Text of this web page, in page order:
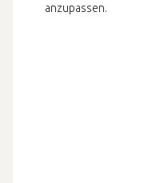
anzupassen.